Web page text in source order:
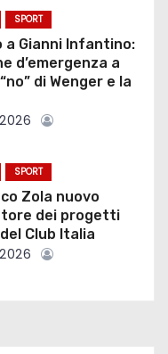
SPORT
a Gianni Infantino:
d’emergenza a
di Wenger e la
SPORT
Zola nuovo
dei progetti
Club Italia